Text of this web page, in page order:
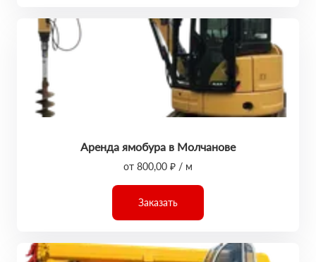
Аренда ямобура в Молчанове
от 800,00 ₽ / м
Заказать